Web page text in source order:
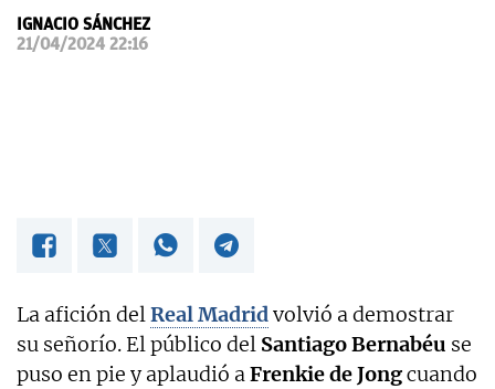
IGNACIO SÁNCHEZ
21/04/2024 22:16
La afición delReal Madridvolvió a demostrar
su señorío. El público del Santiago Bernabéu se
puso en pie y aplaudió aFrenkie de Jongcuando